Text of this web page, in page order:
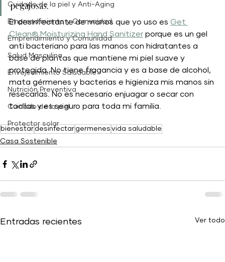
Cuidado de la piel y Anti-Aging
Emprendimiento y Comunidad
Emprendimiento y Comunidad
Salud Masculina
Envejecimiento Saludable
Nutrición Preventiva
Cuidado de la piel
Protector solar
pegajosas.
El desinfectante de manos que yo uso es Get
Clean® Moisturizing Hand Sanitizer porque es un gel
anti bacteriano para las manos con hidratantes a
base de plantas que mantiene mi piel suave y
protegida. No tiene fragancia y es a base de alcohol,
mata gérmenes y bacterias e higieniza mis manos sin
resecarlas. No es necesario enjuagar o secar con
toallas y es seguro para toda mi familia.
bienestar desinfectar germenes vida saludable
Casa Sostenible
Entradas recientes Ver todo